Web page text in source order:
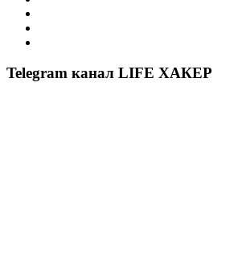
Telegram канал LIFE ХАКЕР